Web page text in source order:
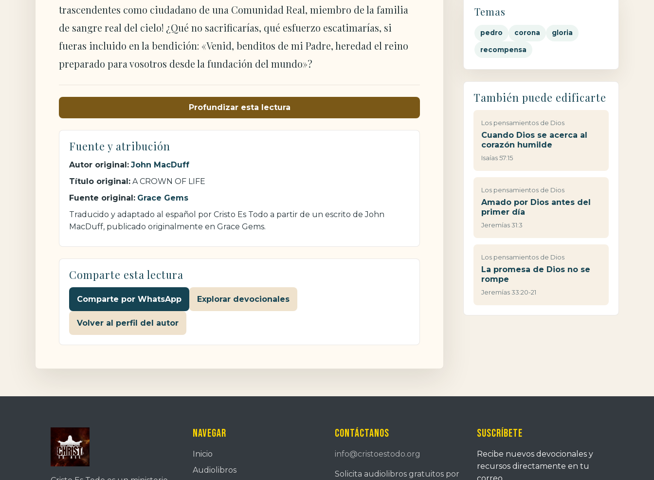
trascendentes como ciudadano de una Comunidad Real, miembro de la familia
de sangre real del cielo! ¿Qué no sacrificarías, qué esfuerzo escatimarías, si
fueras incluido en la bendición: «Venid, benditos de mi Padre, heredad el reino
preparado para vosotros desde la fundación del mundo»?
Profundizar esta lectura
Fuente y atribución
Autor original: John MacDuff
Título original: A CROWN OF LIFE
Fuente original: Grace Gems
Traducido y adaptado al español por Cristo Es Todo a partir de un escrito de John
MacDuff, publicado originalmente en Grace Gems.
Comparte esta lectura
Comparte por WhatsApp Explorar devocionales
Volver al perfil del autor
Temas
pedro corona gloria
recompensa
También puede edificarte
Los pensamientos de Dios
Cuando Dios se acerca al
corazón humilde
Isaías 57:15
Los pensamientos de Dios
Amado por Dios antes del
primer día
Jeremías 31:3
Los pensamientos de Dios
La promesa de Dios no se
rompe
Jeremías 33:20-21
Navegar
Inicio
Audiolibros
Contáctanos
info@cristoestodo.org
Solicita audiolibros gratuitos por
Suscríbete
Recibe nuevos devocionales y
recursos directamente en tu